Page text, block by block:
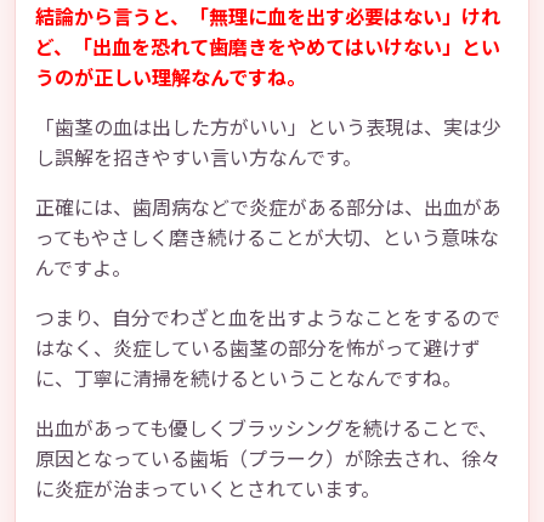
結論から言うと、「無理に血を出す必要はない」けれ
ど、「出血を恐れて歯磨きをやめてはいけない」とい
うのが正しい理解なんですね。
「歯茎の血は出した方がいい」という表現は、実は少
し誤解を招きやすい言い方なんです。
正確には、歯周病などで炎症がある部分は、出血があ
ってもやさしく磨き続けることが大切、という意味な
んですよ。
つまり、自分でわざと血を出すようなことをするので
はなく、炎症している歯茎の部分を怖がって避けず
に、丁寧に清掃を続けるということなんですね。
出血があっても優しくブラッシングを続けることで、
原因となっている歯垢（プラーク）が除去され、徐々
に炎症が治まっていくとされています。